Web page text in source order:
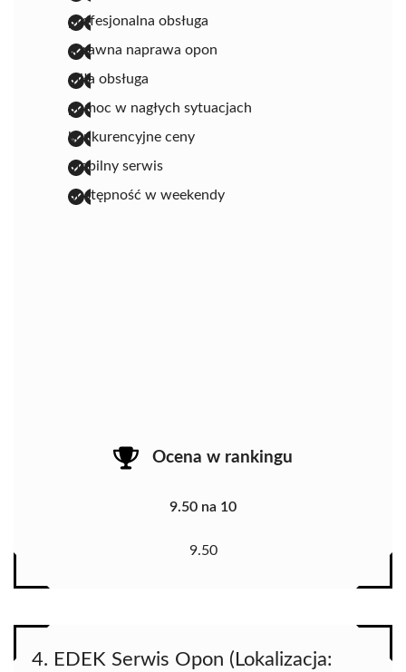
profesjonalna obsługa
sprawna naprawa opon
miła obsługa
pomoc w nagłych sytuacjach
konkurencyjne ceny
mobilny serwis
dostępność w weekendy
Ocena w rankingu
9.50 na 10
9.50
4. EDEK Serwis Opon (Lokalizacja: